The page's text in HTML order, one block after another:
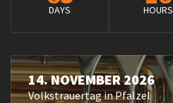
DAYS HOURS
14. NOVEMBER 2026
Volkstrauertag in Pfalzel